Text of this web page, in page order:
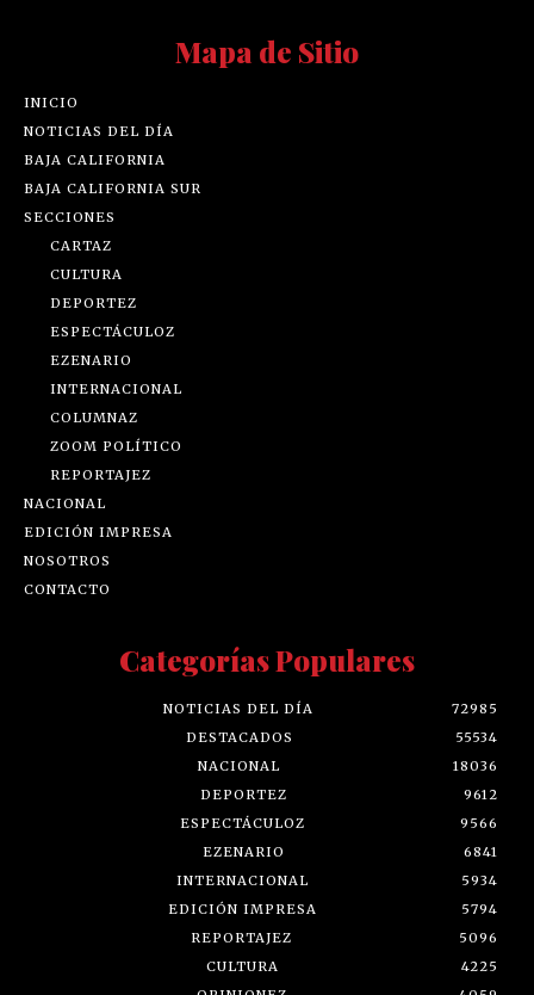
Mapa de Sitio
INICIO
NOTICIAS DEL DÍA
BAJA CALIFORNIA
BAJA CALIFORNIA SUR
SECCIONES
CARTAZ
CULTURA
DEPORTEZ
ESPECTÁCULOZ
EZENARIO
INTERNACIONAL
COLUMNAZ
ZOOM POLÍTICO
REPORTAJEZ
NACIONAL
EDICIÓN IMPRESA
NOSOTROS
CONTACTO
Categorías Populares
NOTICIAS DEL DÍA
72985
DESTACADOS
55534
NACIONAL
18036
DEPORTEZ
9612
ESPECTÁCULOZ
9566
EZENARIO
6841
INTERNACIONAL
5934
EDICIÓN IMPRESA
5794
REPORTAJEZ
5096
CULTURA
4225